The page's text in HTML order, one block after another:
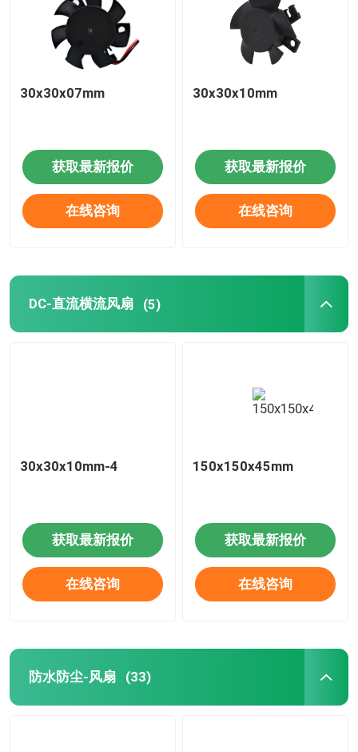
30x30x07mm
获取最新报价
在线咨询
30x30x10mm
获取最新报价
在线咨询
DC-直流横流风扇 (5)
30x30x10mm-4
获取最新报价
在线咨询
150x150x45mm
获取最新报价
在线咨询
防水防尘-风扇 (33)